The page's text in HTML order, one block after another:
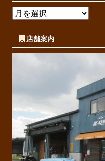
店舗案内